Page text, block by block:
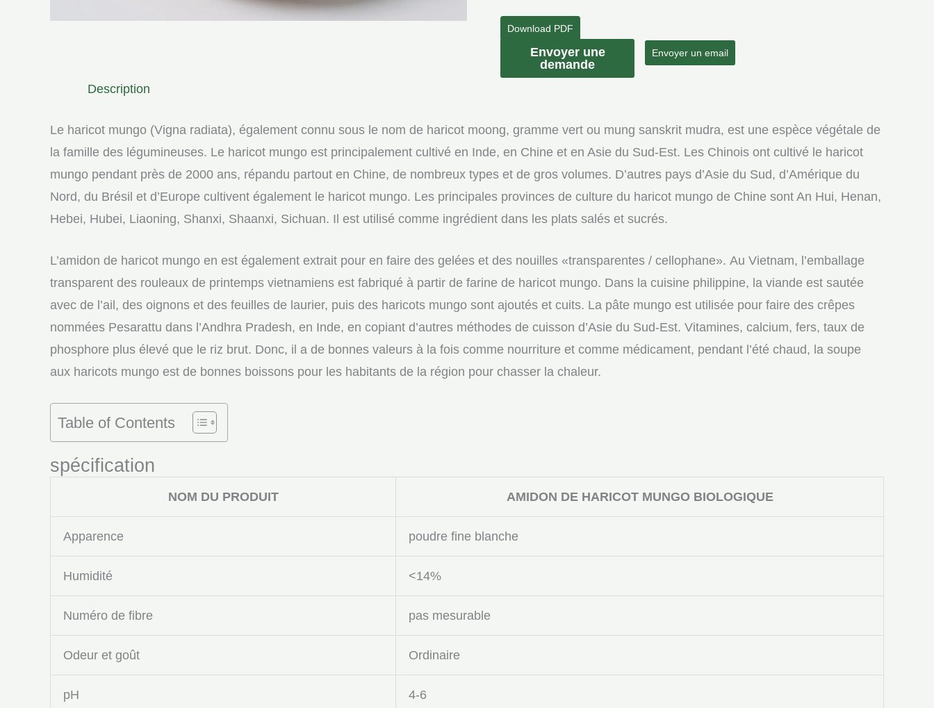
Download PDF
quantité
haricot
mungo
biologique
Envoyer une
demande
Envoyer un email
Description
Le haricot mungo (Vigna radiata), également connu sous le nom de haricot moong, gramme vert ou mung sanskrit mudra, est une espèce végétale de
la famille des légumineuses. Le haricot mungo est principalement cultivé en Inde, en Chine et en Asie du Sud-Est. Les Chinois ont cultivé le haricot
mungo pendant près de 2000 ans, répandu partout en Chine, de nombreux types et de gros volumes. D’autres pays d’Asie du Sud, d’Amérique du
Nord, du Brésil et d’Europe cultivent également le haricot mungo. Les principales provinces de culture du haricot mungo de Chine sont An Hui, Henan,
Hebei, Hubei, Liaoning, Shanxi, Shaanxi, Sichuan. Il est utilisé comme ingrédient dans les plats salés et sucrés.
L’amidon de haricot mungo en est également extrait pour en faire des gelées et des nouilles «transparentes / cellophane». Au Vietnam, l’emballage
transparent des rouleaux de printemps vietnamiens est fabriqué à partir de farine de haricot mungo. Dans la cuisine philippine, la viande est sautée
avec de l’ail, des oignons et des feuilles de laurier, puis des haricots mungo sont ajoutés et cuits. La pâte mungo est utilisée pour faire des crêpes
nommées Pesarattu dans l’Andhra Pradesh, en Inde, en copiant d’autres méthodes de cuisson d’Asie du Sud-Est. Vitamines, calcium, fers, taux de
phosphore plus élevé que le riz brut. Donc, il a de bonnes valeurs à la fois comme nourriture et comme médicament, pendant l’été chaud, la soupe
aux haricots mungo est de bonnes boissons pour les habitants de la région pour chasser la chaleur.
Table of Contents
spécification
NOM DU PRODUIT AMIDON DE HARICOT MUNGO BIOLOGIQUE
Apparence poudre fine blanche
Humidité <14%
Numéro de fibre pas mesurable
Odeur et goût Ordinaire
pH 4-6